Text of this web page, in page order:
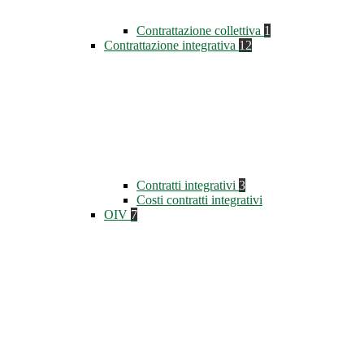
Contrattazione collettiva 1
Contrattazione integrativa 12
Contratti integrativi 3
Costi contratti integrativi
OIV 7